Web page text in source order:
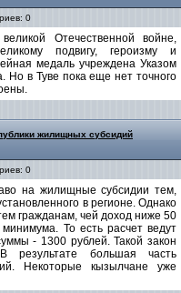
0
Отечественной войне,
подвигу, героизму и
медаль учреждена Указом
Но в Туве пока еще нет точного
жилищных субсидий
0
на жилищные субсидии тем,
в регионе. Однако
гражданам, чей доход ниже 50
То есть расчет ведут
- 1300 рублей. Такой закон
результате большая часть
Некоторые кызылчане уже